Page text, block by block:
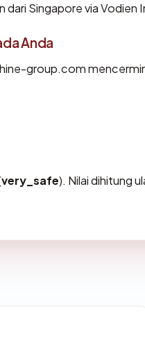
Singapore via Vodien
Anda
group.com
very_safe). Nilai dihitung